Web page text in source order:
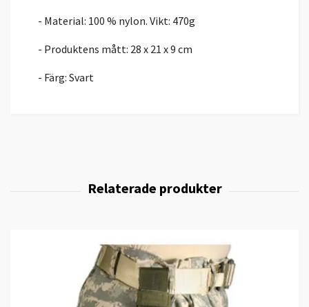
- Material: 100 % nylon. Vikt: 470g
- Produktens mått: 28 x 21 x 9 cm
- Färg: Svart